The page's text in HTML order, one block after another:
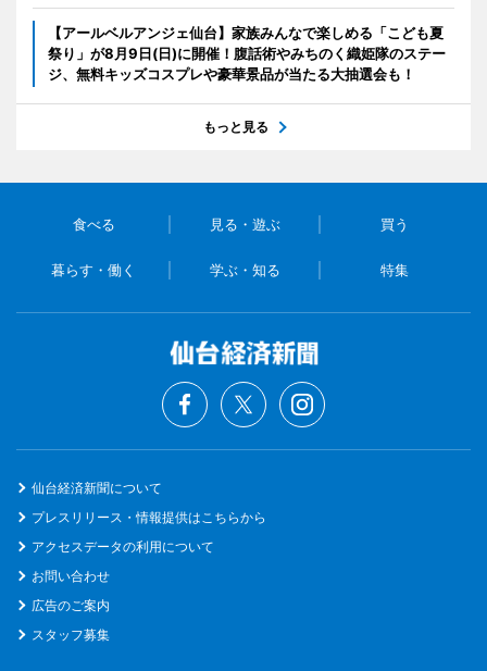
【アールベルアンジェ仙台】家族みんなで楽しめる「こども夏
祭り」が8月9日(日)に開催！腹話術やみちのく織姫隊のステー
ジ、無料キッズコスプレや豪華景品が当たる大抽選会も！
もっと見る
食べる 見る・遊ぶ 買う
暮らす・働く 学ぶ・知る 特集
仙台経済新聞について
プレスリリース・情報提供はこちらから
アクセスデータの利用について
お問い合わせ
広告のご案内
スタッフ募集